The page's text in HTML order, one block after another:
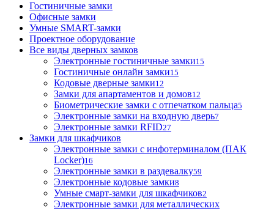
Гостиничные замки
Офисные замки
Умные SMART-замки
Проектное оборудование
Все виды дверных замков
Электронные гостиничные замки15
Гостиничные онлайн замки15
Кодовые дверные замки12
Замки для апартаментов и домов12
Биометрические замки с отпечатком пальца5
Электронные замки на входную дверь7
Электронные замки RFID27
Замки для шкафчиков
Электронные замки с инфотерминалом (ПАК
Locker)16
Электронные замки в раздевалку59
Электронные кодовые замки8
Умные смарт-замки для шкафчиков2
Электронные замки для металлических